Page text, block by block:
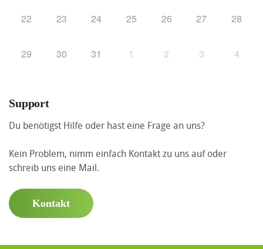
22 23 24 25 26 27 28
29 30 31 1 2 3 4
Support
Du benötigst Hilfe oder hast eine Frage an uns?
Kein Problem, nimm einfach Kontakt zu uns auf oder
schreib uns eine Mail.
Kontakt